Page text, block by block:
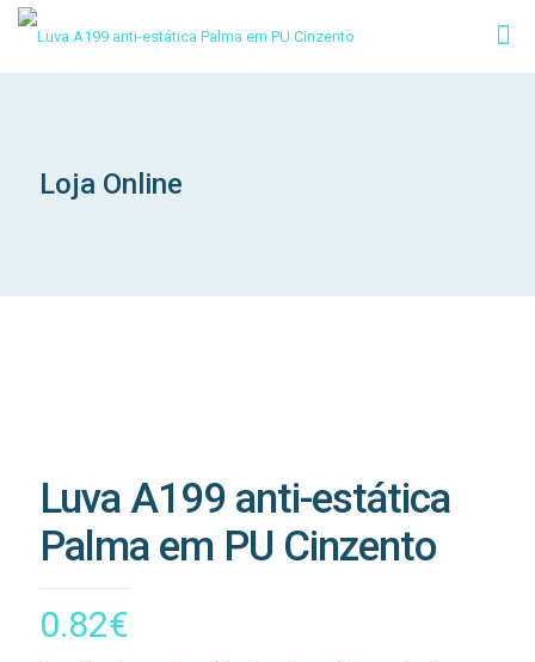
Loja Online
Luva A199 anti-estática
Palma em PU Cinzento
0.82€